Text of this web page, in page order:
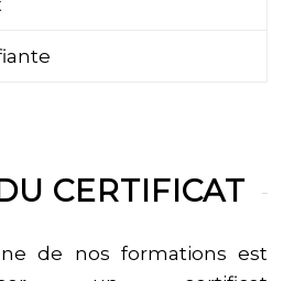
CERTIFICAT
de nos formations est